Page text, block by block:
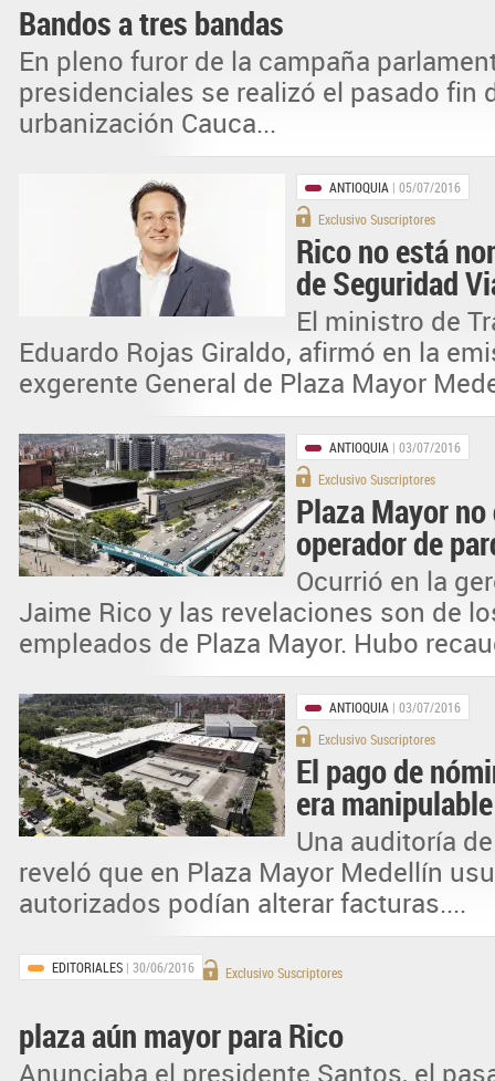
Bandos a tres bandas
En pleno furor de la campaña
presidenciales se realizó el pasado fin
urbanización Cauca...
ANTIOQUIA | 05/07/2016
Exclusivo Suscriptores
Rico no está
de Seguridad
El ministro de
Eduardo Rojas Giraldo, afirmó en la
exgerente General de Plaza Mayor
ANTIOQUIA | 03/07/2016
Exclusivo Suscriptores
Plaza Mayor
operador de
Ocurrió en la
Jaime Rico y las revelaciones son de
empleados de Plaza Mayor. Hubo
ANTIOQUIA | 03/07/2016
Exclusivo Suscriptores
El pago de
era
Una auditoría
reveló que en Plaza Mayor Medellín
autorizados podían alterar facturas....
EDITORIALES | 30/06/2016 Exclusivo Suscriptores
plaza aún mayor para Rico
Anunciaba el presidente Santos, el